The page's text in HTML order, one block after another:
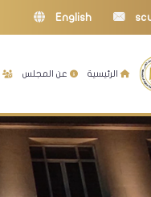
English
الرئيسية عن المجلس